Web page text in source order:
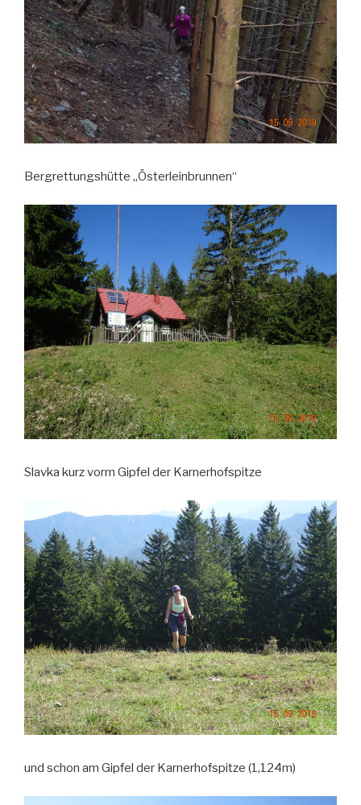
Bergrettungshütte „Österleinbrunnen“
Slavka kurz vorm Gipfel der Karnerhofspitze
und schon am Gipfel der Karnerhofspitze (1,124m)